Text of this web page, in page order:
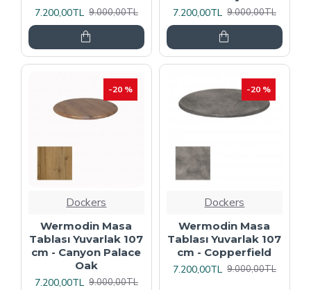
7.200,00TL 9.000,00TL
7.200,00TL 9.000,00TL
-20 %
Dockers
Wermodin Masa
Tablası Yuvarlak 107
cm - Canyon Palace
Oak
7.200,00TL 9.000,00TL
-20 %
Dockers
Wermodin Masa
Tablası Yuvarlak 107
cm - Copperfield
7.200,00TL 9.000,00TL